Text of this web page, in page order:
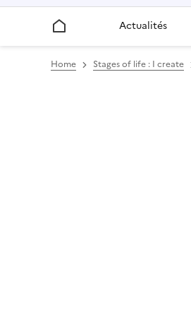
Accueil Actualités
Home Stages of life : I create